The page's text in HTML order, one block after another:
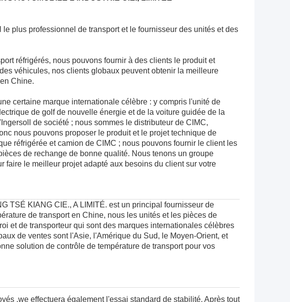
plus professionnel de transport et le fournisseur des unités et des
réfrigérés, nous pouvons fournir à des clients le produit et
véhicules, nos clients globaux peuvent obtenir la meilleure
Chine.
certaine marque internationale célèbre : y compris l'unité de
de golf de nouvelle énergie et de la voiture guidée de la
de société ; nous sommes le distributeur de CIMC,
nous pouvons proposer le produit et le projet technique de
réfrigérée et camion de CIMC ; nous pouvons fournir le client les
de rechange de bonne qualité. Nous tenons un groupe
faire le meilleur projet adapté aux besoins du client sur votre
TSÉ KIANG CIE., A LIMITÉ. est un principal fournisseur de
de transport en Chine, nous les unités et les pièces de
et de transporteur qui sont des marques internationales célèbres
de ventes sont l'Asie, l'Amérique du Sud, le Moyen-Orient, et
solution de contrôle de température de transport pour vos
.we effectuera également l'essai standard de stabilité. Après tout